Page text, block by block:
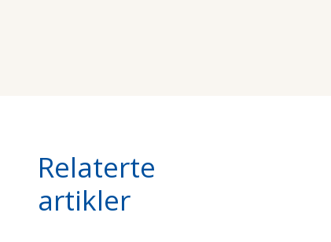
Relaterte
artikler